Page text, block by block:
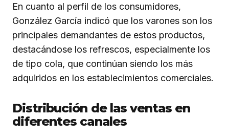
En cuanto al perfil de los consumidores,
González García indicó que los varones son los
principales demandantes de estos productos,
destacándose los refrescos, especialmente los
de tipo cola, que continúan siendo los más
adquiridos en los establecimientos comerciales.
Distribución de las ventas en
diferentes canales